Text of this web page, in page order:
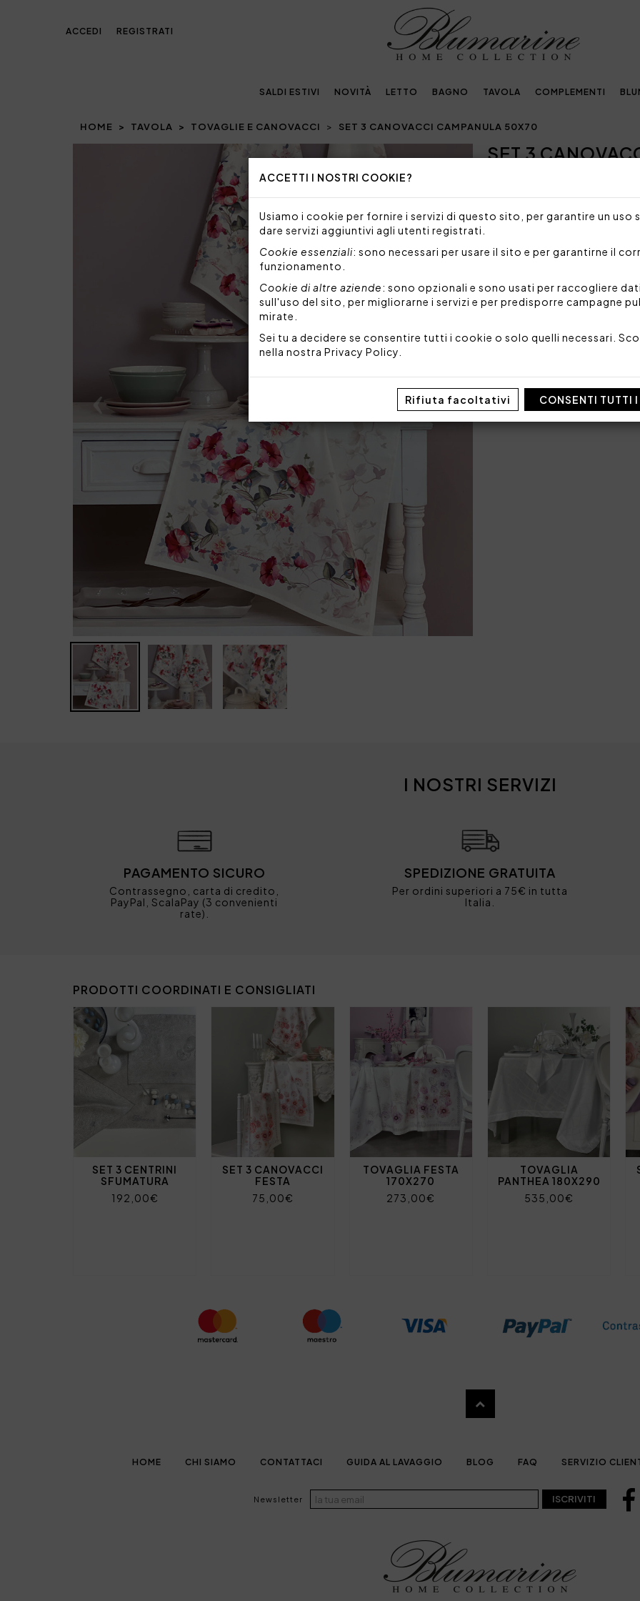
ACCETTI I NOSTRI COOKIE?
Usiamo i cookie per fornire i servizi di questo sito, per garantire un uso
dare servizi aggiuntivi agli utenti registrati.
Cookie essenziali: sono necessari per usare il sito e per garantirne il
funzionamento.
Cookie di altre aziende: sono opzionali e sono usati per raccogliere
sull'uso del sito, per migliorarne i servizi e per predisporre campagne
mirate.
Sei tu a decidere se consentire tutti i cookie o solo quelli necessari.
nella nostra Privacy Policy
Rifiuta facoltativi CONSENTI TUTTI
ACCEDI REGISTRATI
SALDI ESTIVI NOVITÀ LETTO BAGNO TAVOLA COMPLEMENTI
HOME TAVOLA TOVAGLIE E CANOVACCI SET 3 CANOVACCI CAMPANULA 50X70
Next
SET 3
Siamo spiacenti, ma al
prodotto.
Set di 3 canovacci in
Il logo Blumarine è presente
Tessuto: 100% cotone
Made in Italy
Imballo: Busta
I NOSTRI SERVIZI
PAGAMENTO SICURO
Contrassegno, carta di credito,
PayPal, ScalaPay (3 convenienti
rate).
SPEDIZIONE GRATUITA
Per ordini superiori a 75€ in tutta
Italia.
PRODOTTI COORDINATI E CONSIGLIATI
SET 3 CENTRINI
SFUMATURA
192,00€
SET 3 CANOVACCI
FESTA
75,00€
TOVAGLIA FESTA
170X270
273,00€
TOVAGLIA
PANTHEA 180X290
535,00€
HOME CHI SIAMO CONTATTACI GUIDA AL LAVAGGIO BLOG FAQ SERVIZIO
Newsletter ISCRIVITI